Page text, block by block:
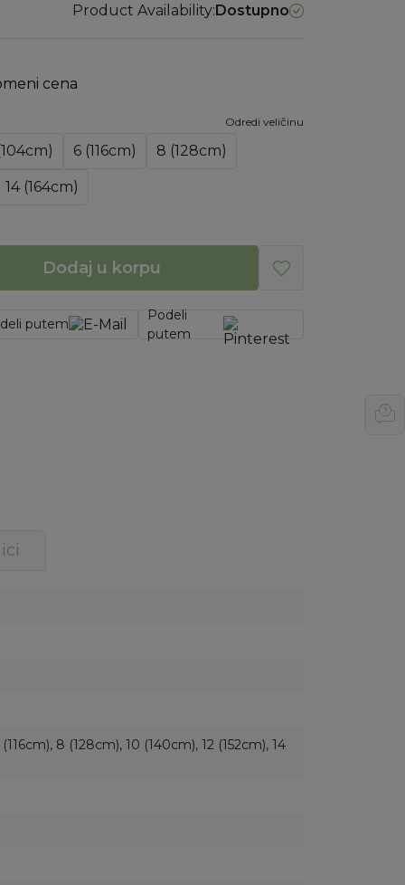
Product Availability:Dostupno
cena
Odredi veličinu
6 (116cm) 8 (128cm)
14 (164cm)
Dodaj u korpu
putem
Podeli
putem
8 (128cm), 10 (140cm), 12 (152cm), 14